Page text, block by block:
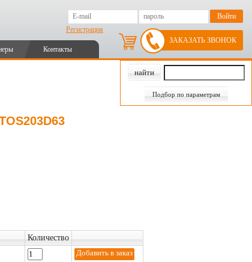
Регистрация
Контакты
ЗАКАЗАТЬ ЗВОНОК
Подбор по параметрам
Количество